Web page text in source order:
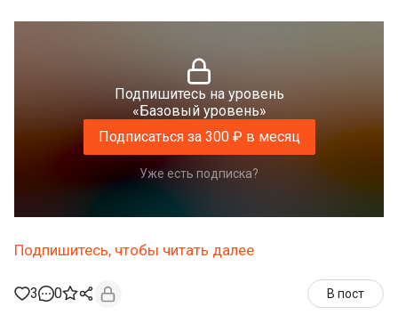
Подпишитесь на уровень
«Базовый уровень»
Подписаться за 300 ₽ в месяц
Уже есть подписка?
Подпишитесь, чтобы читать далее
3 0 В пост